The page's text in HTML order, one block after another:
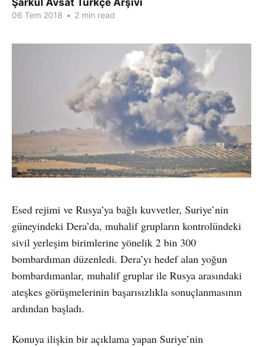
Şarkul Avsat Türkçe Arşivi
06 Tem 2018 • 2 min read
Esed rejimi ve Rusya’ya bağlı kuvvetler, Suriye’nin
güneyindeki Dera’da, muhalif grupların kontrolündeki
sivil yerleşim birimlerine yönelik 2 bin 300
bombardıman düzenledi. Dera’yı hedef alan yoğun
bombardımanlar, muhalif gruplar ile Rusya arasındaki
ateşkes görüşmelerinin başarısızlıkla sonuçlanmasının
ardından başladı.
Konuya ilişkin bir açıklama yapan Suriye’nin